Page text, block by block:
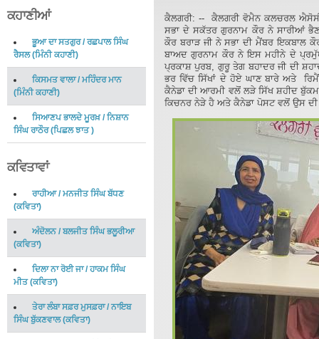
ਕਹਾਣੀਆਂ
ਭੂਆ ਦਾ ਸਤਗੁਰ/ਰਛਪਾਲ ਸਿੰਘ
ਰੈਸਲ(ਮਿੰਨੀ ਕਹਾਣੀ)
ਕਿਸਮਤ ਵਾਲਾ/ ਮਹਿੰਦਰ ਮਾਨ
(ਮਿੰਨੀ ਕਹਾਣੀ)
ਸਿਆਣਪ ਭਾਲਦੇ ਮੂਰਖ਼/ਨਿਸ਼ਾਨ
ਸਿੰਘ ਰਾਠੌਰ(ਪਿਛਲ ਝਾਤ)
ਕਵਿਤਾਵਾਂ
ਰਾਹੀਆ/ਮਨਜੀਤ ਸਿੰਘ ਬੱਧਣ
(ਕਵਿਤਾ)
ਅੰਦੋਲਨ/ ਬਲਜੀਤ ਸਿੰਘ ਭਲੂਰੀਆ
(ਕਵਿਤਾ)
ਦਿਲਾ ਨਾ ਰੋਈ ਜਾ/ਹਾਕਮ ਸਿੰਘ
ਮੀਤ(ਕਵਿਤਾ)
ਤੇਰਾ ਲੰਬਾ ਸਫ਼ਰ ਮੁਸਫ਼ਰਾ/ਨਾਇਬ
ਸਿੰਘ ਬੁੱਕਣਵਾਲ(ਕਵਿਤਾ)
ਕੈਲਗਰੀ: -- ਕੈਲਗਰੀ ਵੋਮੈਨ ਕਲਚਰਲ
ਸਭਾ ਦੇ ਸਕੱਤਰ ਗੁਰਨਾਮ ਕੌਰ ਨੇ ਸਾਰੀਆਂ
ਕੌਰ ਬਰਾੜ ਜੀ ਨੇ ਸਭਾ ਦੀ ਮੈਂਬਰ ਇਕਬਾਲ
ਬਾਅਦ ਗੁਰਨਾਮ ਕੌਰ ਨੇ ਇਸ ਮਹੀਨੇ ਦੇ
ਪ੍ਰਕਾਸ਼ ਪੁਰਬ, ਗੁਰੂ ਤੇਗ ਬਹਾਦਰ ਜੀ ਦੀ
ਭਰ ਵਿੱਚ ਸਿੱਖਾਂ ਦੇ ਹੋਏ ਘਾਣ ਬਾਰੇ ਅਤੇ
ਕੈਨੇਡਾ ਦੀ ਆਰਮੀ ਵਲੋਂ ਲੜੇ ਸਿੱਖ ਸ਼ਹੀਦ
ਕਿਚਨਰ ਨੇੜੇ ਹੈ ਅਤੇ ਕੈਨੇਡਾ ਪੋਸਟ ਵਲੋਂ ਉਸ ਦੀ